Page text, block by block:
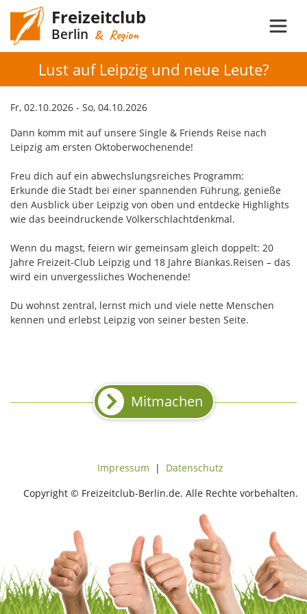
Freizeitclub
Berlin & Region
Lust auf Leipzig und neue Leute?
Fr, 02.10.2026 - So, 04.10.2026
Dann komm mit auf unsere Single & Friends Reise nach
Leipzig am ersten Oktoberwochenende!
Freu dich auf ein abwechslungsreiches Programm:
Erkunde die Stadt bei einer spannenden Führung, genieße
den Ausblick über Leipzig von oben und entdecke Highlights
wie das beeindruckende Völkerschlachtdenkmal.
Wenn du magst, feiern wir gemeinsam gleich doppelt: 20
Jahre Freizeit-Club Leipzig und 18 Jahre Biankas.Reisen – das
wird ein unvergessliches Wochenende!
Du wohnst zentral, lernst mich und viele nette Menschen
kennen und erlebst Leipzig von seiner besten Seite.
Mitmachen
Impressum | Datenschutz
Copyright © Freizeitclub-Berlin.de. Alle Rechte vorbehalten.